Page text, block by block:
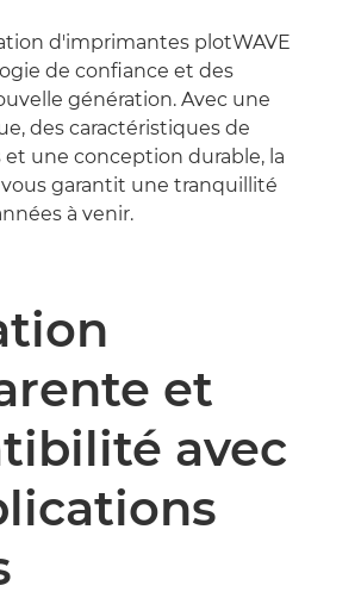
d'imprimantes plotWAVE
de confiance et des
génération. Avec une
des caractéristiques de
une conception durable, la
vous garantit une tranquillité
à venir.
et
avec